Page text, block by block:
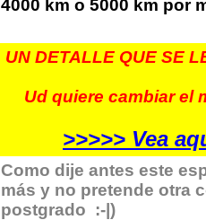
4000 km o 5000 km por
UN DETALLE QUE SE
Ud quiere cambiar el
>>>>> Vea
Como dije antes este
más y no pretende otra
postgrado :-|)